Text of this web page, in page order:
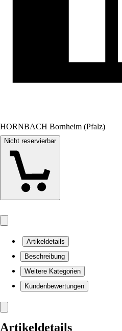
HORNBACH Bornheim (Pfalz)
Nicht reservierbar
Artikeldetails
Beschreibung
Weitere Kategorien
Kundenbewertungen
Artikeldetails